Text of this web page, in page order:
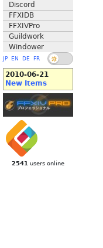
Discord
FFXIDB
FFXIVPro
Guildwork
Windower
JP EN DE FR
2010-06-21
New Items
2541 users online